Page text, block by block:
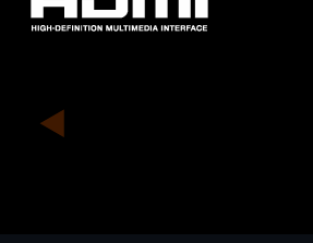
* 實際出貨規格及產品外觀依各國家地區可能有所
地的經銷商或零售商確認目前販售的產品規格及樣式